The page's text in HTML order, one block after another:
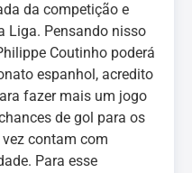
da competição e
Liga. Pensando nisso
Coutinho poderá
espanhol, acredito
fazer mais um jogo
de gol para os
contam com
Para esse